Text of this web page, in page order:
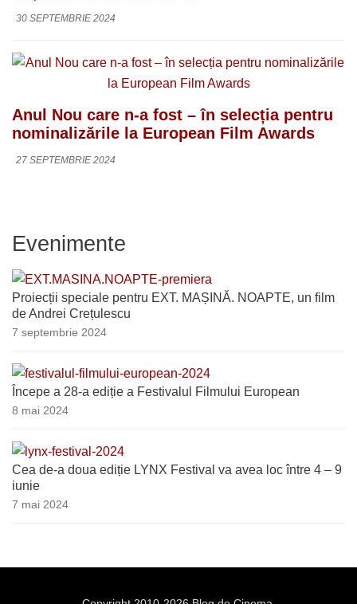
30 SEPTEMBRIE 2024
Anul Nou care n-a fost – în selecția pentru
nominalizările la European Film Awards
27 SEPTEMBRIE 2024
Evenimente
Proiecții speciale pentru EXT. MAȘINĂ. NOAPTE, un film
de Andrei Crețulescu
7 septembrie 2024
Începe a 28-a ediție a Festivalul Filmului European
8 mai 2024
Cea de-a doua ediție LYNX Festival va avea loc între 4 – 9
iunie
7 mai 2024